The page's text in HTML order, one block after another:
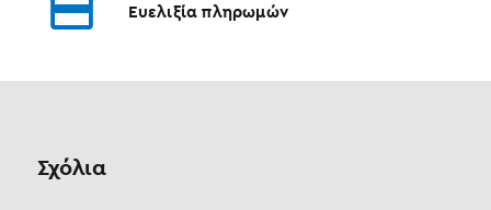
Ευελιξία πληρωμών
Σχόλια